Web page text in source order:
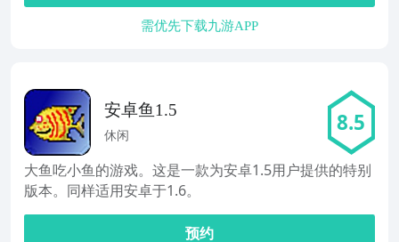
需优先下载九游APP
安卓鱼1.5
休闲 8.5
大鱼吃小鱼的游戏。这是一款为安卓1.5用户提供的特别
版本。同样适用安卓于1.6。
预约